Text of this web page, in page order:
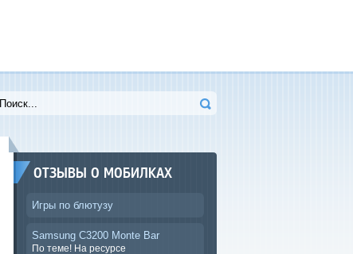
ОТЗЫВЫ О МОБИЛКАХ
Игры по блютузу
Samsung C3200 Monte Bar
По теме! На ресурсе